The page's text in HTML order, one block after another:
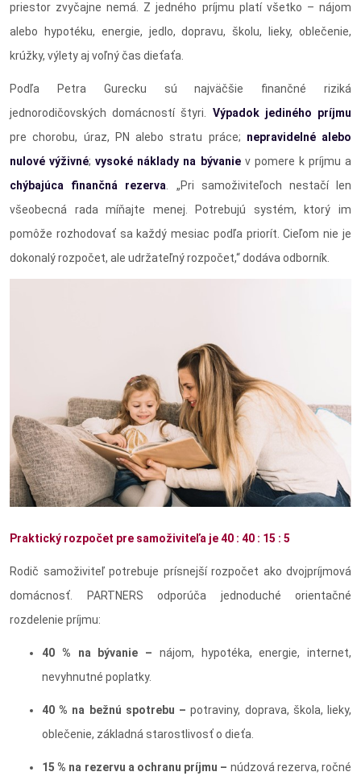
priestor zvyčajne nemá. Z jedného príjmu platí všetko – nájom
alebo hypotéku, energie, jedlo, dopravu, školu, lieky, oblečenie,
krúžky, výlety aj voľný čas dieťaťa.
Podľa Petra Gurecku sú najväčšie finančné riziká
jednorodičovských domácností štyri. Výpadok jediného príjmu
pre chorobu, úraz, PN alebo stratu práce; nepravidelné alebo
nulové výživné;vysoké náklady na bývaniev pomere k príjmu a
chýbajúca finančná rezerva . „Pri samoživiteľoch nestačí len
všeobecná rada míňajte menej. Potrebujú systém, ktorý im
pomôže rozhodovať sa každý mesiac podľa priorít. Cieľom nie je
dokonalý rozpočet, ale udržateľný rozpočet,“ dodáva odborník.
Praktický rozpočet pre samoživiteľa je 40 : 40 : 15 : 5
Rodič samoživiteľ potrebuje prísnejší rozpočet ako dvojpríjmová
domácnosť. PARTNERS odporúča jednoduché orientačné
rozdelenie príjmu:
40 % na bývanie – nájom, hypotéka, energie, internet,
nevyhnutné poplatky.
40 % na bežnú spotrebu –potraviny, doprava, škola, lieky,
oblečenie, základná starostlivosť o dieťa.
15 % na rezervu a ochranu príjmu – núdzová rezerva, ročné